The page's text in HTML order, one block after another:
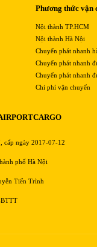
Phương thức vận
Nội thành TP.HCM
Nội thành Hà Nội
Chuyển phát nhanh
Chuyển phát nhanh
Chuyển phát nhanh
Chi phí vận chuyển
cấp ngày 2017-07-12
phố Hà Nội
Tiến Trình
BTTT